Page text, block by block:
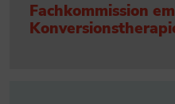
Fachkommission